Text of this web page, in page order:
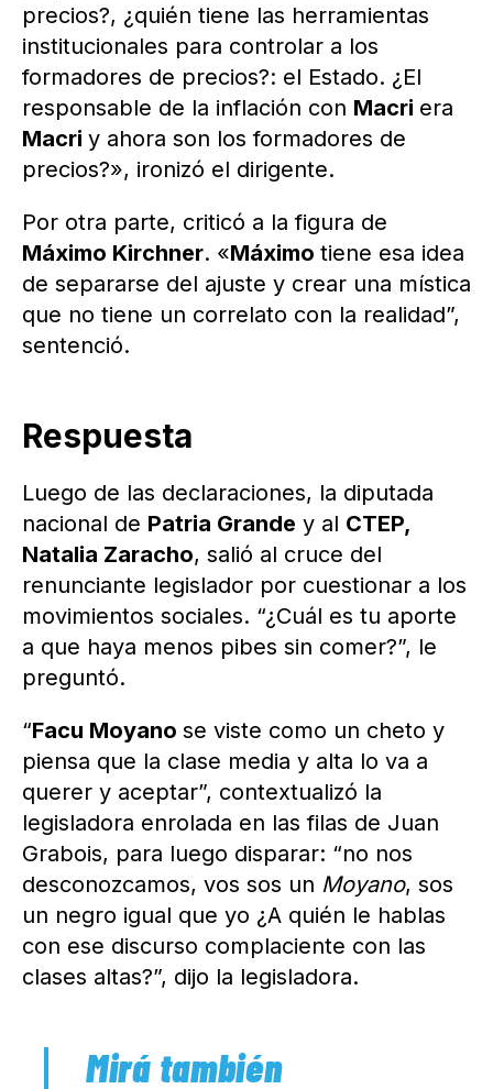
precios?, ¿quién tiene las herramientas
institucionales para controlar a los
formadores de precios?: el Estado. ¿El
responsable de la inflación con Macri era
Macri y ahora son los formadores de
precios?», ironizó el dirigente.
Por otra parte, criticó a la figura de
Máximo Kirchner. «Máximo tiene esa idea
de separarse del ajuste y crear una mística
que no tiene un correlato con la realidad”,
sentenció.
Respuesta
Luego de las declaraciones, la diputada
nacional de Patria Grande y al CTEP,
Natalia Zaracho, salió al cruce del
renunciante legislador por cuestionar a los
movimientos sociales. “¿Cuál es tu aporte
a que haya menos pibes sin comer?”, le
preguntó.
“Facu Moyano se viste como un cheto y
piensa que la clase media y alta lo va a
querer y aceptar”, contextualizó la
legisladora enrolada en las filas de Juan
Grabois, para luego disparar: “no nos
desconozcamos, vos sos un Moyano, sos
un negro igual que yo ¿A quién le hablas
con ese discurso complaciente con las
clases altas?”, dijo la legisladora.